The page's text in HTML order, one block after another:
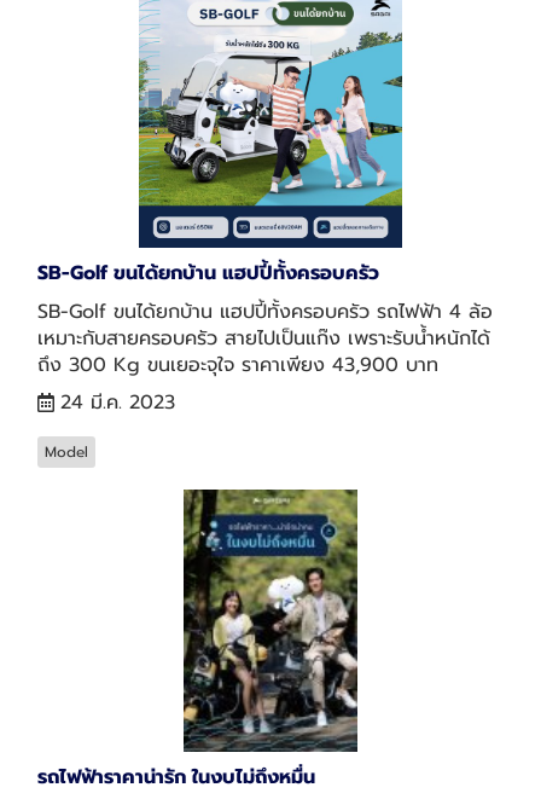
SB-Golf ขนได้ยกบ้าน แฮปปี้ทั้งครอบครัว
SB-Golf ขนได้ยกบ้าน แฮปปี้ทั้งครอบครัว รถไฟฟ้า 4 ล้อ
เหมาะกับสายครอบครัว สายไปเป็นแก๊ง เพราะรับน้ำหนักได้
ถึง 300 Kg ขนเยอะจุใจ ราคาเพียง 43,900 บาท
24 มี.ค. 2023
Model
รถไฟฟ้าราคาน่ารัก ในงบไม่ถึงหมื่น